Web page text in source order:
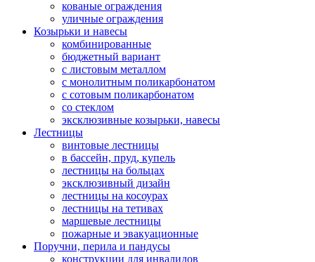
кованые ограждения
уличные ограждения
Козырьки и навесы
комбинированные
бюджетный вариант
с листовым металлом
с монолитным поликарбонатом
с сотовым поликарбонатом
со стеклом
эксклюзивные козырьки, навесы
Лестницы
винтовые лестницы
в бассейн, пруд, купель
лестницы на больцах
эксклюзивный дизайн
лестницы на косоурах
лестницы на тетивах
маршевые лестницы
пожарные и эвакуационные
Поручни, перила и пандусы
конструкции для инвалидов